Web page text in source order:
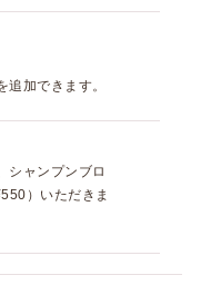
追加できます。
シャンプンブロ
）いただきま